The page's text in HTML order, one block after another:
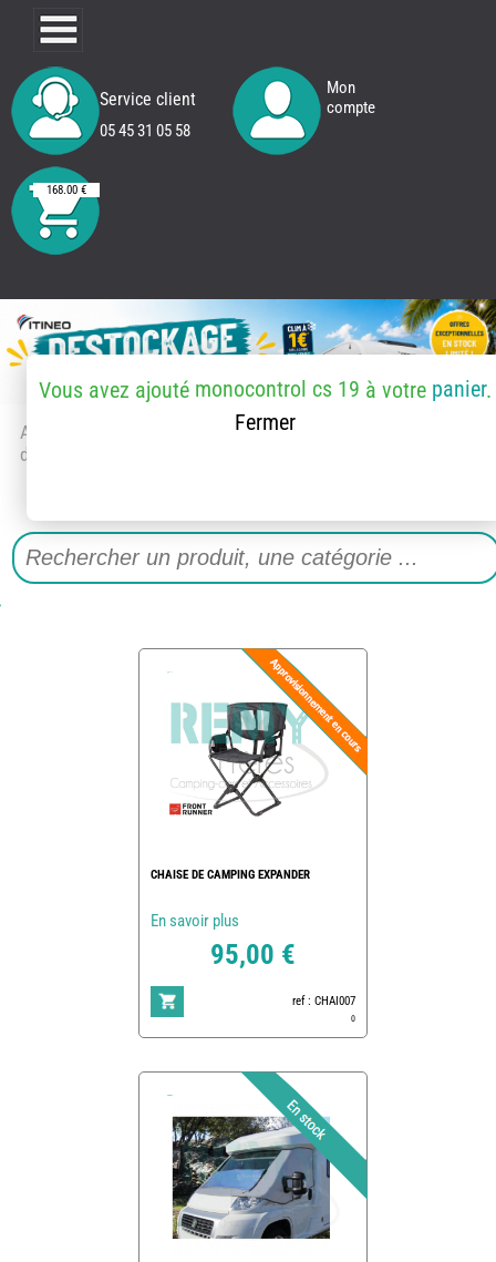
Service client
05 45 31 05 58
Mon
compte
168.00 €
Accueil
> Accessoires et pièces
détachées
Vous avez ajouté monocontrol cs 19 à votre panier.
Fermer
CHAISE DE CAMPING EXPANDER
En savoir plus
95,00 €
ref : CHAI007
0